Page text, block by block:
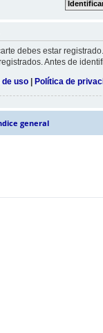
debes estar
Antes de
uso | Política de
general